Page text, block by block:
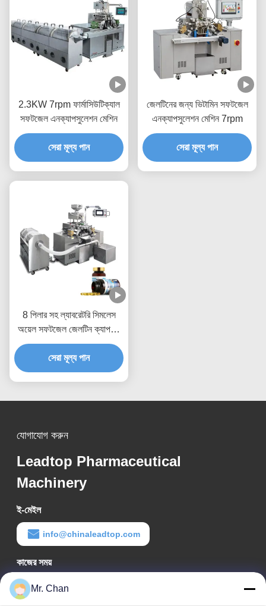
2.3KW 7rpm ফার্মাসিউটিক্যাল
সফটজেল এনক্যাপসুলেশন মেশিন
সেরা মূল্য পান
জেলটিনের জন্য ভিটামিন সফটজেল
এনক্যাপসুলেশন মেশিন 7rpm
সেরা মূল্য পান
8 পিলার সহ ল্যাবরেটরি সিমলেস
অয়েল সফটজেল জেলটিন ক্যাপসুল
মেশিন
সেরা মূল্য পান
যোগাযোগ করুন
Leadtop Pharmaceutical
Machinery
ই-মেইল
info@chinaleadtop.com
কাজের সময়
8:30-22:30
Mr. Chan